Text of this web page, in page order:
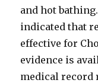
and hot
indicated that
effective for
evidence is
medical record